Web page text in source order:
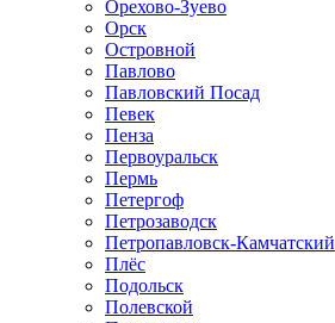
Орехово-Зуево
Орск
Островной
Павлово
Павловский Посад
Певек
Пенза
Первоуральск
Пермь
Петергоф
Петрозаводск
Петропавловск-Камчатский
Плёс
Подольск
Полевской